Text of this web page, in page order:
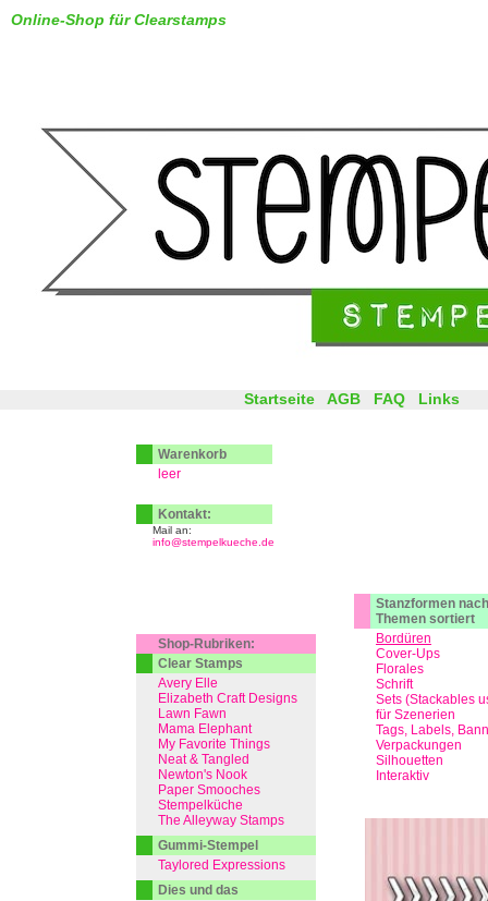
Online-Shop für Clearstamps
Stanzformen nach
Themen sortiert
Bordüren
Cover-Ups
Florales
Schrift
Sets (Stackables
für Szenerien
Tags, Labels,
Verpackungen
Silhouetten
Interaktiv
Startseite AGB FAQ Links
Warenkorb
leer
Kontakt:
Mail an:
info@stempelkueche.de
Shop-Rubriken:
Clear Stamps
Avery Elle
Elizabeth Craft Designs
Lawn Fawn
Mama Elephant
My Favorite Things
Neat & Tangled
Newton's Nook
Paper Smooches
Stempelküche
The Alleyway Stamps
Gummi-Stempel
Taylored Expressions
Dies und das